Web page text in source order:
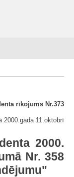
rīkojums Nr.373
2000.gada 11.oktobrī
2000.
Nr. 358